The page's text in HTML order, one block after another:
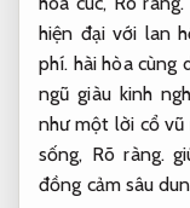
hiện đại với lan
phí. hài hòa cùng
ngũ giàu kinh
như một lời cổ vũ
sống, Rõ ràng.
đồng cảm sâu